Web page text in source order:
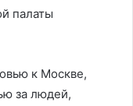
палаты
к Москве,
за людей,